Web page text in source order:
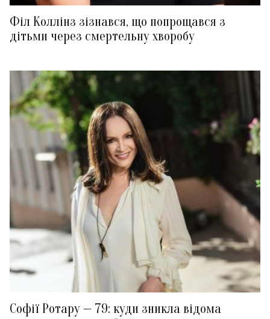
Філ Коллінз зізнався, що попрощався з
дітьми через смертельну хворобу
Софії Ротару — 79: куди зникла відома